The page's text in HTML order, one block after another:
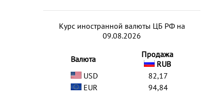
Курс иностранной валюты ЦБ РФ на
09.08.2026
Валюта
Продажа
RUB
USD
82,17
EUR
94,84